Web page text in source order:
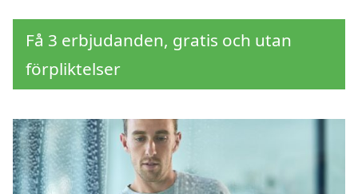
Få 3 erbjudanden, gratis och utan
förpliktelser